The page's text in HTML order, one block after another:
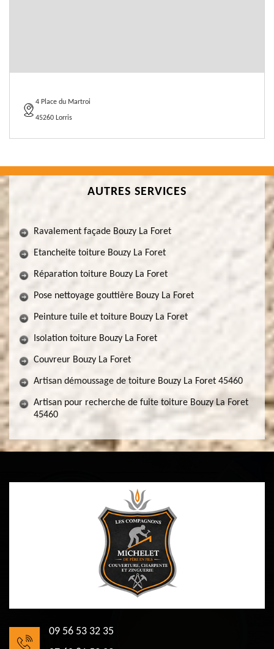
4 Place du Martroi
45260 Lorris
AUTRES SERVICES
Ravalement façade Bouzy La Foret
Etancheite toiture Bouzy La Foret
Réparation toiture Bouzy La Foret
Pose nettoyage gouttière Bouzy La Foret
Peinture tuile et toiture Bouzy La Foret
Isolation toiture Bouzy La Foret
Couvreur Bouzy La Foret
Artisan démoussage de toiture Bouzy La Foret 45460
Artisan pour recherche de fuite toiture Bouzy La Foret
45460
09 56 53 32 35